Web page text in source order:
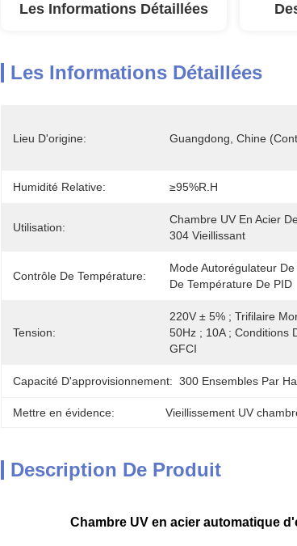
Les Informations Détaillées
Les Informations Détaillées
Lieu D'origine: Guangdong, Chine
Humidité Relative: ≥95%R.H
Utilisation:
Chambre UV En Acier
304 Vieillissant
Contrôle De Température:
Mode Autorégulateur
De Température De PID
Tension:
220V ± 5% ; Trifilaire
50Hz ; 10A ; Conditions
GFCI
Capacité D'approvisionnement: 300 Ensembles Par
Mettre en évidence: Vieillissement UV
Description De Produit
Chambre UV en acier automatique